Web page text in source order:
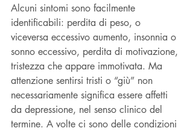
Alcuni sintomi sono facilmente
identificabili: perdita di peso, o
viceversa eccessivo aumento, insonnia o
sonno eccessivo, perdita di motivazione,
tristezza che appare immotivata. Ma
attenzione sentirsi tristi o “giù” non
necessariamente significa essere affetti
da depressione, nel senso clinico del
termine. A volte ci sono delle condizioni